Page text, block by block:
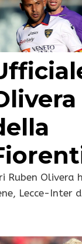
Ruben Olivera
Lecce-Inter